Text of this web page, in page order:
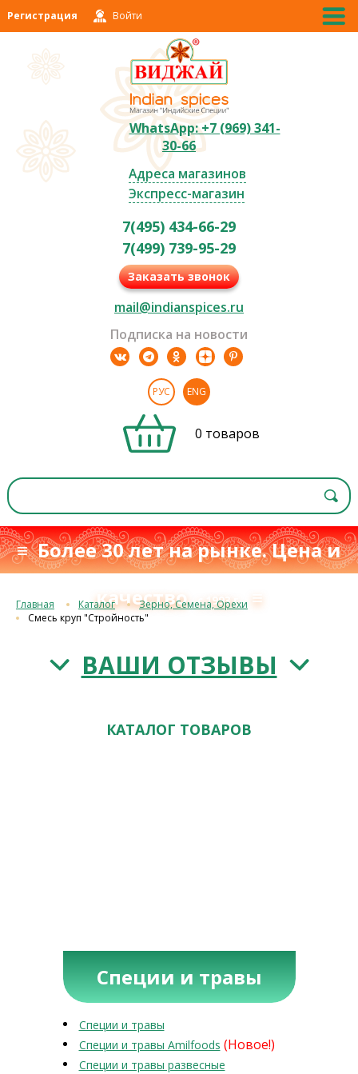
Регистрация Войти
WhatsApp: +7 (969) 341-
30-66
Адреса магазинов
Экспресс-магазин
7(495) 434-66-29
7(499) 739-95-29
Заказать звонок
mail@indianspices.ru
Подписка на новости
РУС ENG
0 товаров
≡ Более 30 лет на рынке. Цена и
качествос 1993 г.≡
Главная Каталог
Зерно, Семена, Орехи
Смесь круп "Стройность"
ВАШИ ОТЗЫВЫ
КАТАЛОГ ТОВАРОВ
Специи и травы
Специи и травы
Специи и травы Amilfoods (Новое!)
Специи и травы развесные